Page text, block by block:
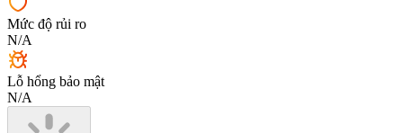
Mức độ rủi ro
N/A
Lỗ hổng bảo mật
N/A